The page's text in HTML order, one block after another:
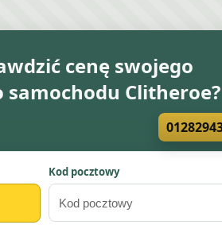
cenę swojego
samochodu Clitheroe?
Kod pocztowy